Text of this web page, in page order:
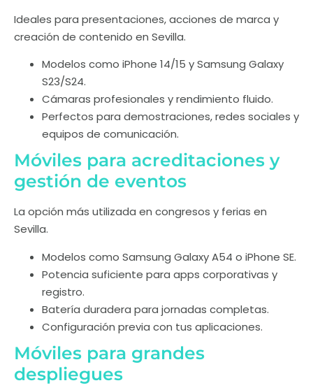
Ideales para presentaciones, acciones de marca y
creación de contenido en Sevilla.
Modelos como iPhone 14/15 y Samsung Galaxy
S23/S24.
Cámaras profesionales y rendimiento fluido.
Perfectos para demostraciones, redes sociales y
equipos de comunicación.
Móviles para acreditaciones y
gestión de eventos
La opción más utilizada en congresos y ferias en
Sevilla.
Modelos como Samsung Galaxy A54 o iPhone SE.
Potencia suficiente para apps corporativas y
registro.
Batería duradera para jornadas completas.
Configuración previa con tus aplicaciones.
Móviles para grandes
despliegues